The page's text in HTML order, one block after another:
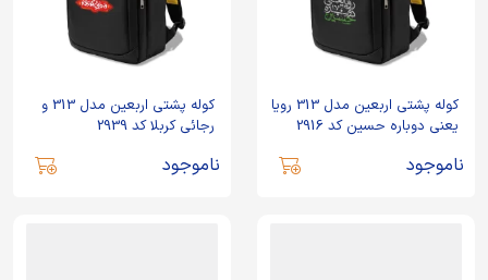
کوله پشتی اربعین مدل 313 رویا
یعنی دوباره حسین کد 2916
ناموجود
کوله پشتی اربعین مدل 313 و
رجائی کربلا کد 2939
ناموجود